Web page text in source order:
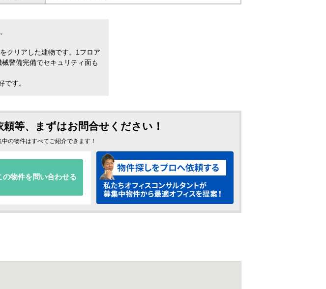
クリアした建物です。1フロア
警備完備でセキュリティ面も
す。
等、まずはお問合せください！
の物件はすべてご紹介できます！
の物件を問い合わせる